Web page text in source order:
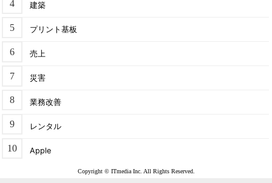
建築
プリント基板
売上
災害
業務改善
レンタル
Apple
Copyright © ITmedia Inc. All Rights Reserved.